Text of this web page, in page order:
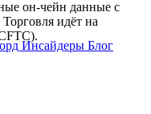
Инсайдеры Блог
он-чейн данные с
идёт на